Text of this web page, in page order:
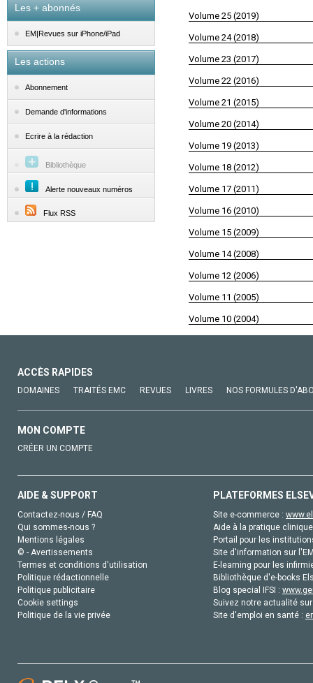
Les + abonnés
EM|Revues sur iPhone/iPad
Les actions
Abonnement
Demande d'informations
Ecrire à la rédaction
Bibliothèque
Alerte nouveaux numéros
Flux RSS
Volume 25 (2019)
Volume 24 (2018)
Volume 23 (2017)
Volume 22 (2016)
Volume 21 (2015)
Volume 20 (2014)
Volume 19 (2013)
Volume 18 (2012)
Volume 17 (2011)
Volume 16 (2010)
Volume 15 (2009)
Volume 14 (2008)
Volume 12 (2006)
Volume 11 (2005)
Volume 10 (2004)
ACCÈS RAPIDES
DOMAINES TRAITÉS EMC REVUES LIVRES NOS FORMULES
MON COMPTE
CRÉER UN COMPTE
AIDE & SUPPORT
Contactez-nous / FAQ
Qui sommes-nous ?
Mentions légales
© - Avertissements
Termes et conditions d'utilisation
Politique rédactionnelle
Politique publicitaire
Cookie settings
Politique de la vie privée
PLATEFORMES
Site e-commerce :
Aide à la pratique
Portail pour les
Site d'information sur
E-learning pour les
Bibliothèque d'e-books
Blog special IFSI :
Suivez notre actualité
Site d'emploi en santé :